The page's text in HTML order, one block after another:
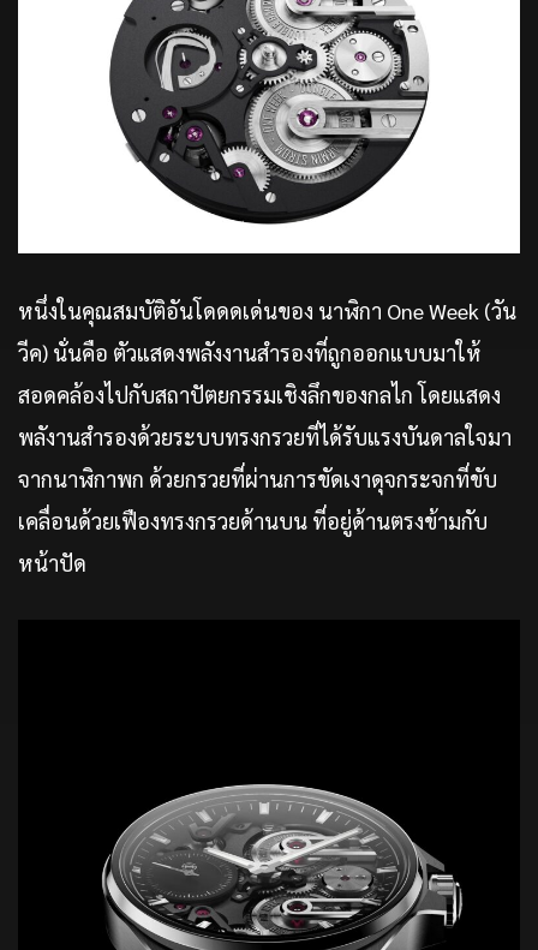
หนึ่งในคุณสมบัติอันโดดดเด่นของ นาฬิกา One Week (วัน
วีค) นั่นคือ ตัวแสดงพลังงานสำรองที่ถูกออกแบบมาให้
สอดคล้องไปกับสถาปัตยกรรมเชิงลึกของกลไก โดยแสดง
พลังานสำรองด้วยระบบทรงกรวยที่ได้รับแรงบันดาลใจมา
จากนาฬิกาพก ด้วยกรวยที่ผ่านการขัดเงาดุจกระจกที่ขับ
เคลื่อนด้วยเฟืองทรงกรวยด้านบน ที่อยู่ด้านตรงข้ามกับ
หน้าปัด